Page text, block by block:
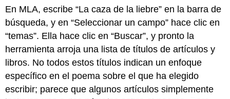
En MLA, escribe “La caza de la liebre” en la barra de
búsqueda, y en “Seleccionar un campo” hace clic en
“temas”. Ella hace clic en “Buscar”, y pronto la
herramienta arroja una lista de títulos de artículos y
libros. No todos estos títulos indican un enfoque
específico en el poema sobre el que ha elegido
escribir; parece que algunos artículos simplemente